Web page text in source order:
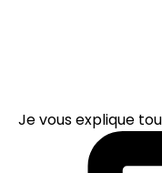
Je vous explique